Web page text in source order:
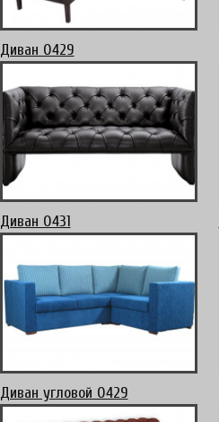
Диван 0429
Диван 0431
Диван угловой 0429